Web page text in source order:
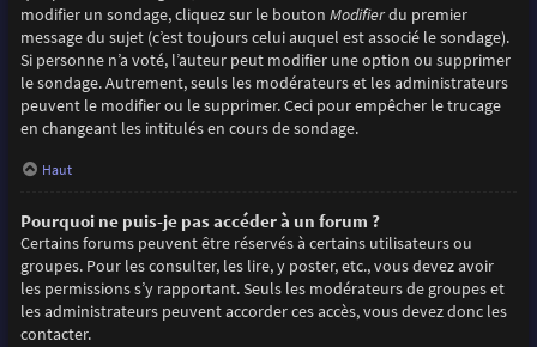
modifier un sondage, cliquez sur le bouton Modifierdu premier
message du sujet (c’est toujours celui auquel est associé le sondage).
Si personne n’a voté, l’auteur peut modifier une option ou supprimer
le sondage. Autrement, seuls les modérateurs et les administrateurs
peuvent le modifier ou le supprimer. Ceci pour empêcher le trucage
en changeant les intitulés en cours de sondage.
Haut
Pourquoi ne puis-je pas accéder à un forum ?
Certains forums peuvent être réservés à certains utilisateurs ou
groupes. Pour les consulter, les lire, y poster, etc., vous devez avoir
les permissions s’y rapportant. Seuls les modérateurs de groupes et
les administrateurs peuvent accorder ces accès, vous devez donc les
contacter.